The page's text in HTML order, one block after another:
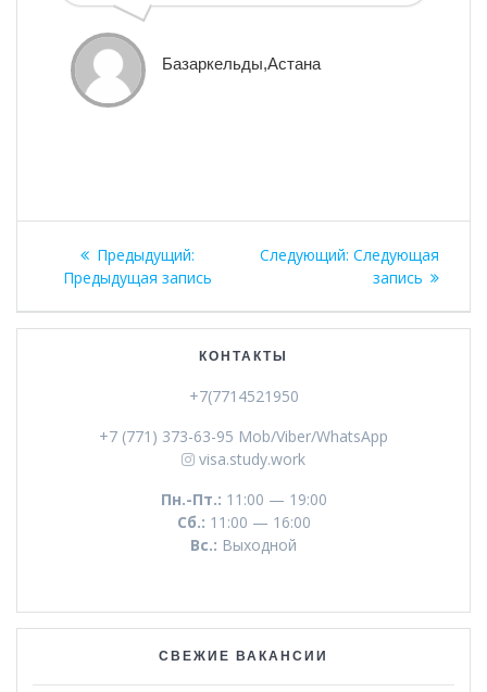
Базаркельды,Астана
Навигация
записям
Предыдущий: Предыдущая
запись:
Предыдущая запись
Следующий: Следующая
запись:
Следующая
запись
КОНТАКТЫ
+7(7714521950
+7 (771) 373-63-95 Mob/Viber/WhatsApp
visa.study.work
Пн.-Пт.: 11:00 — 19:00
Сб.: 11:00 — 16:00
Вс.: Выходной
СВЕЖИЕ ВАКАНСИИ